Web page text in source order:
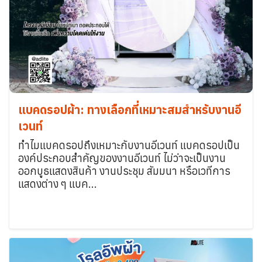
แบคดรอปผ้า: ทางเลือกที่เหมาะสมสำหรับงานอี
เวนท์
ทำไมแบคดรอปถึงเหมาะกับงานอีเวนท์ แบคดรอปเป็น
องค์ประกอบสำคัญของงานอีเวนท์ ไม่ว่าจะเป็นงาน
ออกบูธแสดงสินค้า งานประชุม สัมมนา หรือเวทีการ
แสดงต่าง ๆ แบค...